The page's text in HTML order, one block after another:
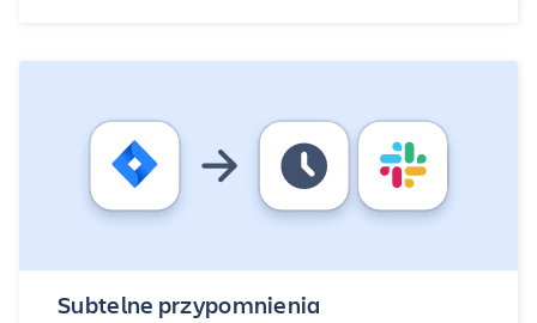
Subtelne przypomnienia